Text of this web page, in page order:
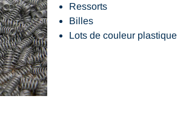
Ressorts
Billes
Lots de couleur plastique